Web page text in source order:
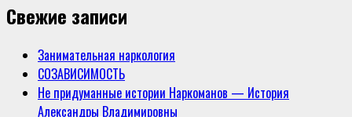
Свежие записи
Занимательная наркология
СОЗАВИСИМОСТЬ
Не придуманные истории Наркоманов — История
Александры Владимировны